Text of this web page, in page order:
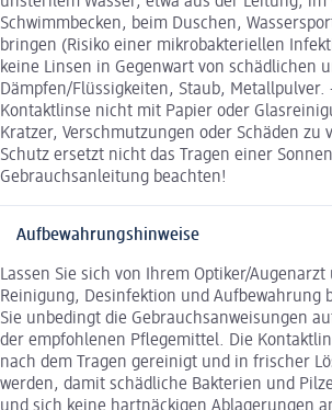
Schwimmbecken, beim Duschen,
bringen (Risiko einer mikrobakteriellen
keine Linsen in Gegenwart von schädlichen
Dämpfen/Flüssigkeiten, Staub, Metallpulver.
Kontaktlinse nicht mit Papier oder
Kratzer, Verschmutzungen oder Schäden zu
Schutz ersetzt nicht das Tragen einer
Gebrauchsanleitung beachten!
Aufbewahrungshinweise
Lassen Sie sich von Ihrem Optiker/
Reinigung, Desinfektion und Aufbewahrung
Sie unbedingt die Gebrauchsanweisungen
der empfohlenen Pflegemittel. Die
nach dem Tragen gereinigt und in frischer
werden, damit schädliche Bakterien und